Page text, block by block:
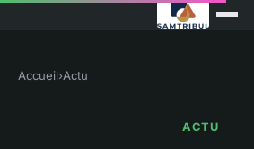
Accueil›Actu
ACTU